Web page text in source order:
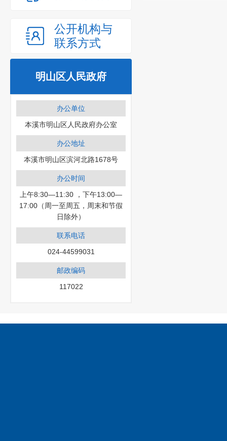
公开机构与
联系方式
明山区人民政府
办公单位
本溪市明山区人民政府办公室
办公地址
本溪市明山区滨河北路1678号
办公时间
上午8:30—11:30 ，下午13:00—
17:00（周一至周五，周末和节假
日除外）
联系电话
024-44599031
邮政编码
117022